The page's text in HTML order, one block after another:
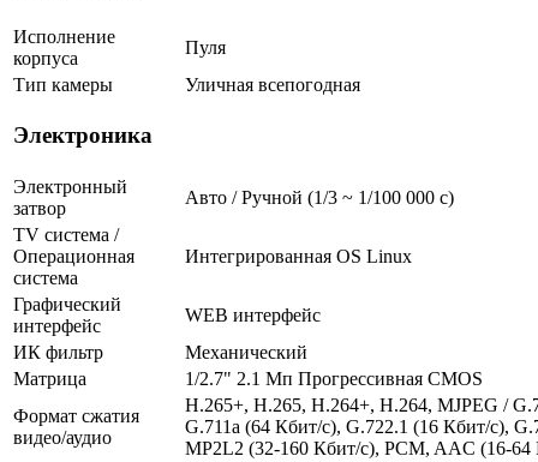
Исполнение
корпуса
Пуля
Тип камеры
Уличная всепогодная
Электроника
Электронный
затвор
Авто / Ручной (1/3 ~ 1/100 000 с)
TV система /
Операционная
система
Интегрированная OS Linux
Графический
интерфейс
WEB интерфейс
ИК фильтр
Механический
Матрица
1/2.7" 2.1 Мп Прогрессивная CMOS
Формат сжатия
видео/аудио
H.265+, H.265, H.264+, H.264, MJPEG /
G.711a (64 Кбит/с), G.722.1 (16 Кбит/с),
MP2L2 (32-160 Кбит/с), PCM, AAC (16-64